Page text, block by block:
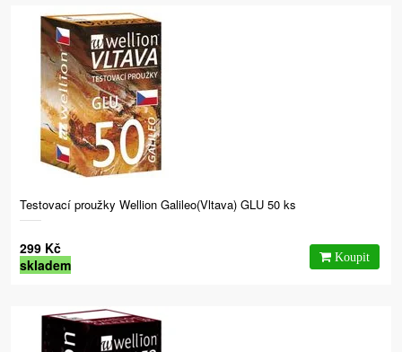
Testovací proužky Wellion Galileo(Vltava) GLU 50 ks
299 Kč
skladem